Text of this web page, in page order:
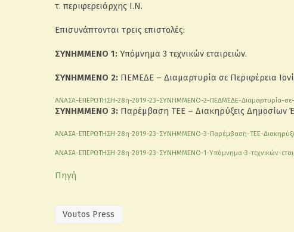
τ. περιφερειάρχης Ι.Ν.
Επισυνάπτονται τρεις επιστολές:
ΣΥΝΗΜΜΕΝΟ 1: Υπόμνημα 3 τεχνικών εταιρειών.
ΣΥΝΗΜΜΕΝΟ 2: ΠΕΜΕΔΕ – Διαμαρτυρία σε Περιφέρεια
ΑΝΑΣΑ-ΕΠΕΡΩΤΗΣΗ-28η-2019-23-ΣΥΝΗΜΜΕΝΟ-2-ΠΕΔΜΕΔΕ-Διαμαρτυρία-σε-
ΣΥΝΗΜΜΕΝΟ 3: Παρέμβαση ΤΕΕ – Διακηρύξεις Δημοσίων
ΑΝΑΣΑ-ΕΠΕΡΩΤΗΣΗ-28η-2019-23-ΣΥΝΗΜΜΕΝΟ-3-Παρέμβαση-TEE-
ΑΝΑΣΑ-ΕΠΕΡΩΤΗΣΗ-28η-2019-23-ΣΥΝΗΜΜΕΝΟ-1-Υπόμνημα-3-τεχνικών-
Πηγή
Voutos Press